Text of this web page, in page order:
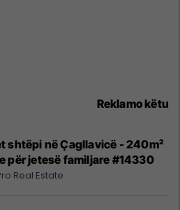
Reklamo këtu
shtëpi në Çagllavicë - 240m²
për jetesë familjare #14330
Real Estate